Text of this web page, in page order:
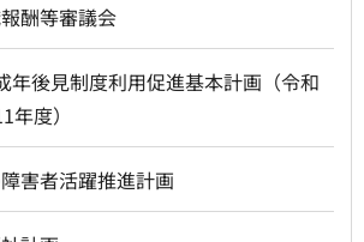
酬等審議会
年後見制度利用促進基本計画（令和
度）
害者活躍推進計画